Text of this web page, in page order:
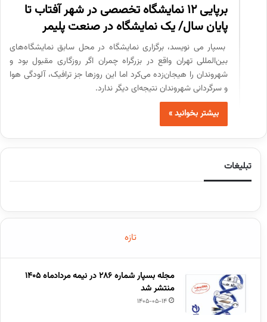
برپایی 12 نمایشگاه تخصصی در شهر آفتاب تا
پایان سال/ یک نمایشگاه در صنعت پلیمر
بسپار می نویسد، برگزاری نمایشگاه در محل سابق نمایشگاه‌های
بین‌المللی تهران واقع در بزرگراه چمران اگر روزگاری مقبول بود و
شهروندان را هیجان‌زده می‌کرد اما این روزها جز ترافیک، آلودگی هوا
و سرگردانی شهروندان نتیجه‌ای دیگر ندارد.
بیشتر بخوانید »
تبلیغات
تازه
مجله بسپار شماره 286 در نیمه مردادماه 1405
منتشر شد
1405-05-14